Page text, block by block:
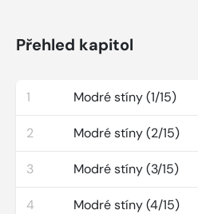
Přehled kapitol
1 Modré stíny (1/15)
2 Modré stíny (2/15)
3 Modré stíny (3/15)
4 Modré stíny (4/15)